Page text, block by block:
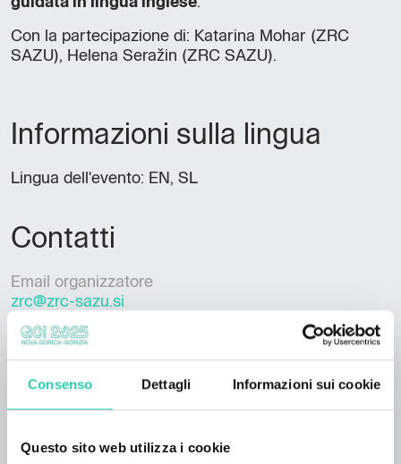
Consenso Dettagli Informazioni sui cookie
Questo sito web utilizza i cookie
Con la partecipazione di: Katarina Mohar (ZRC
SAZU), Helena Seražin (ZRC SAZU).
Informazioni sulla lingua
Lingua dell'evento: EN, SL
Contatti
Email organizzatore
zrc@zrc-sazu.si
Telefono dell'organizzatore
+386 1 470 65 55
***GO! 2025 ha una propria policy di pubblicazione